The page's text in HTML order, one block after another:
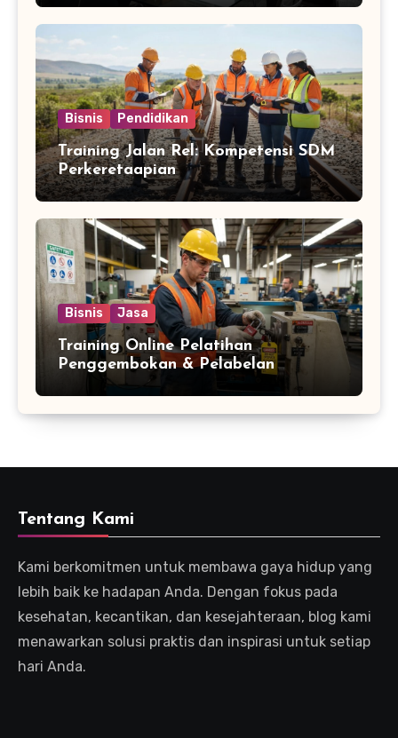
Bisnis Pendidikan
Training Jalan Rel: Kompetensi SDM
Perkeretaapian
Bisnis Jasa
Training Online Pelatihan
Penggembokan & Pelabelan
Tentang Kami
Kami berkomitmen untuk membawa gaya hidup yang
lebih baik ke hadapan Anda. Dengan fokus pada
kesehatan, kecantikan, dan kesejahteraan, blog kami
menawarkan solusi praktis dan inspirasi untuk setiap
hari Anda.